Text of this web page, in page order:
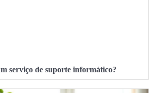
serviço de suporte informático?